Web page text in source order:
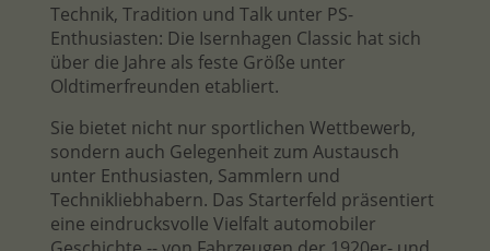
Technik, Tradition und Talk unter PS-
Enthusiasten: Die Isernhagen Classic hat sich
über die Jahre als feste Größe unter
Oldtimerfreunden etabliert.
Sie bietet nicht nur sportlichen Wettbewerb,
sondern auch Gelegenheit zum Austausch
unter Enthusiasten, Sammlern und
Technikliebhabern. Das Starterfeld präsentiert
eine eindrucksvolle Vielfalt automobiler